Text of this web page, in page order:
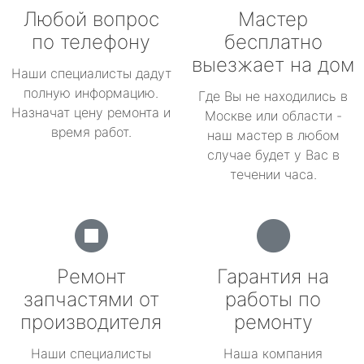
Любой вопрос
по телефону
Наши специалисты дадут
полную информацию.
Назначат цену ремонта и
время работ.
Мастер
бесплатно
выезжает на дом
Где Вы не находились в
Москве или области -
наш мастер в любом
случае будет у Вас в
течении часа.
Ремонт
запчастями от
производителя
Наши специалисты
Гарантия на
работы по
ремонту
Наша компания